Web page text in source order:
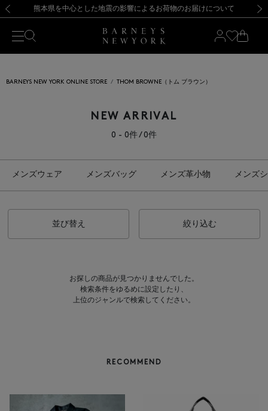
新規登録のお客様も対象！＜MY BARNEYS＞会員のお客様は11,000円（税込）以上のお買上げで常時送料無料！お買い物の際は会員登録を！
【夏季休業に伴う返品・交換承り一時停止のお知らせ】（2026.8.5）
熊本県を中心とした地震の影響によるお荷物のお届けについて
【開催中】SUMMER SALEのご案内・ご注意事項 新規登録のお客様も対象！＜MY BARNEYS＞会員のお客様は11,000円（税込）以上のお買上げで常時送料無料！お買い物の際は会員登録を！
【夏季休業に伴う返品・交換承り一時停止のお知らせ】（2026.8.5）
BARNEYS NEW YORK ONLINE STORE THOM BROWNE（トム ブラウン）
NEW ARRIVAL
0 - 0件 / 0件
メンズウェア メンズバッグ メンズ革小物 メンズ
並び替え 絞り込む
お探しの商品が見つかりませんでした。
検索条件をゆるめに設定したり、
上位のジャンルで検索してください。
RECOMMEND